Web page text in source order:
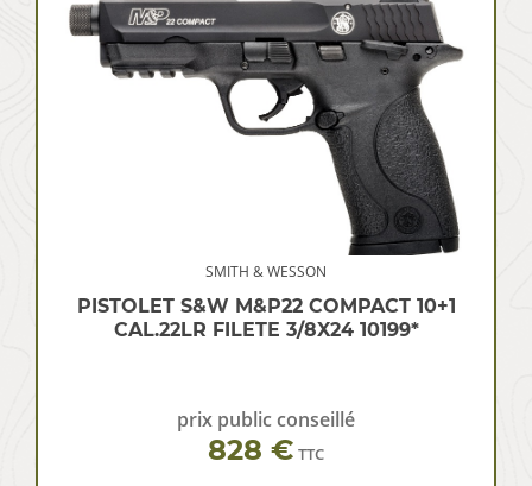
SMITH & WESSON
PISTOLET S&W M&P22 COMPACT 10+1
CAL.22LR FILETE 3/8X24 10199*
prix public conseillé
828 € TTC